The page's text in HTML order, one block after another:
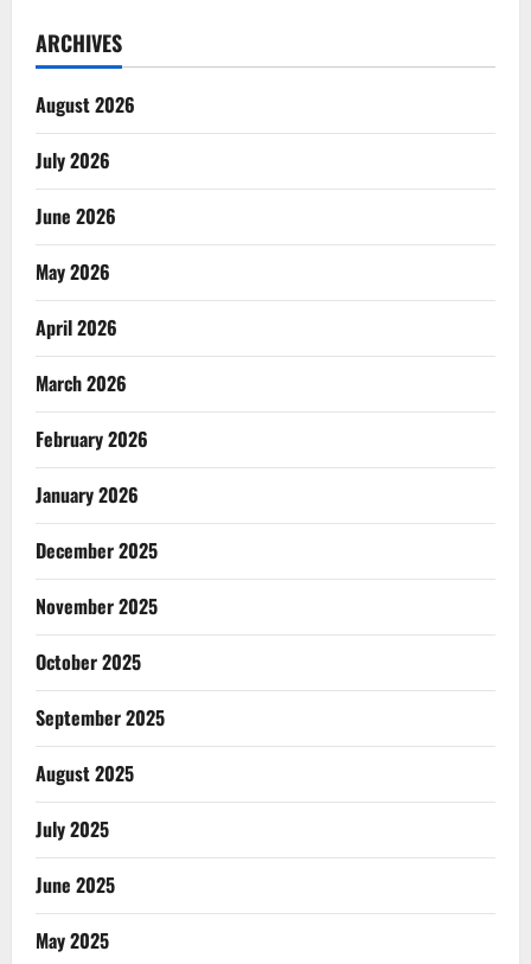
ARCHIVES
August 2026
July 2026
June 2026
May 2026
April 2026
March 2026
February 2026
January 2026
December 2025
November 2025
October 2025
September 2025
August 2025
July 2025
June 2025
May 2025